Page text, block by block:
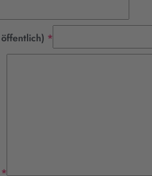
*
*Pflichtfeld